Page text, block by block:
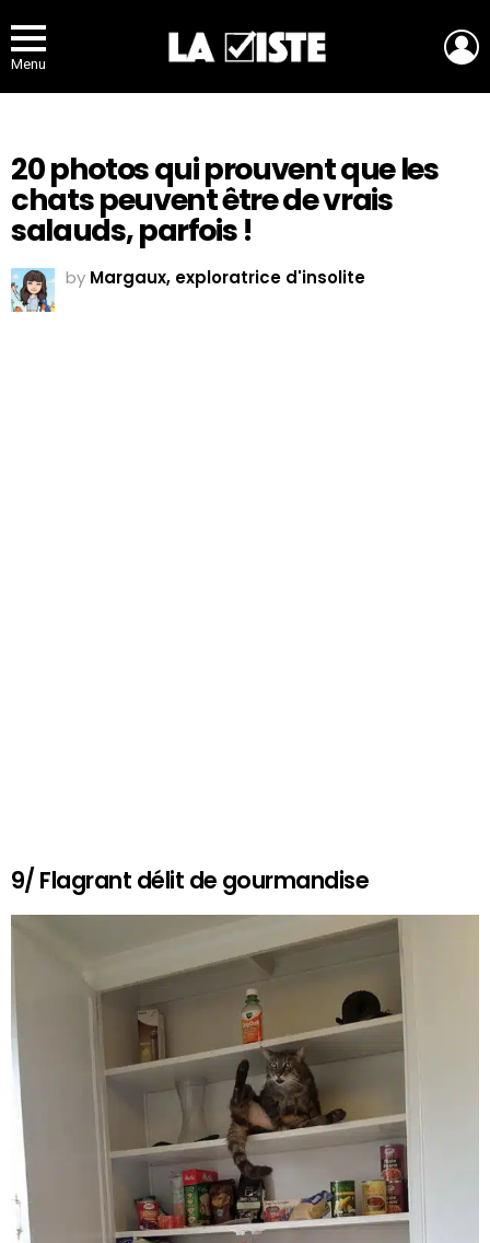
Menu
20 photos qui prouvent que les
chats peuvent être de vrais
salauds, parfois !
by Margaux, exploratrice d'insolite
9/ Flagrant délit de gourmandise